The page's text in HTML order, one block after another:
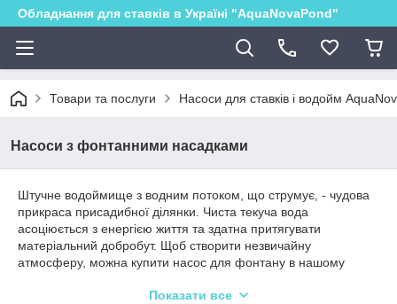
Обладнання для ставків в Україні "AquaNovaPond"
Товари та послуги Насоси для ставків і водойм
Насоси з фонтанними насадками
Штучне водоймище з водним потоком, що струмує, - чудова
прикраса присадибної ділянки. Чиста текуча вода
асоціюється з енергією життя та здатна притягувати
матеріальний добробут. Щоб створити незвичайну
атмосферу, можна купити насос для фонтану в нашому
привабливість водойми.Показати все